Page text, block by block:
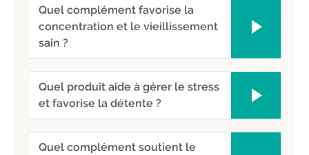
Quel complément favorise la
concentration et le vieillissement
sain ?
Quel produit aide à gérer le stress
et favorise la détente ?
Quel complément soutient le